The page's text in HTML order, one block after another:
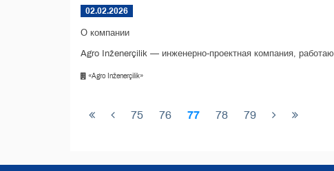
02.02.2026
О компании
Agro Inženerçilik — инженерно-проектная компания,
«Agro Inženerçilik»
75 76 77 78 79